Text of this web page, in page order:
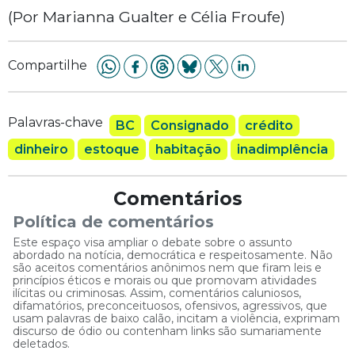
(Por Marianna Gualter e Célia Froufe)
Compartilhe
Palavras-chave BC Consignado
crédito
dinheiro
estoque habitação inadimplência
Comentários
Política de comentários
Este espaço visa ampliar o debate sobre o assunto
abordado na notícia, democrática e respeitosamente. Não
são aceitos comentários anônimos nem que firam leis e
princípios éticos e morais ou que promovam atividades
ilícitas ou criminosas. Assim, comentários caluniosos,
difamatórios, preconceituosos, ofensivos, agressivos, que
usam palavras de baixo calão, incitam a violência, exprimam
discurso de ódio ou contenham links são sumariamente
deletados.